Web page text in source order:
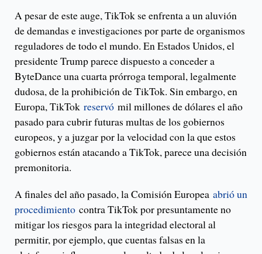
A pesar de este auge, TikTok se enfrenta a un aluvión
de demandas e investigaciones por parte de organismos
reguladores de todo el mundo. En Estados Unidos, el
presidente Trump parece dispuesto a conceder a
ByteDance una cuarta prórroga temporal, legalmente
dudosa, de la prohibición de TikTok. Sin embargo, en
Europa, TikTok reservó mil millones de dólares el año
pasado para cubrir futuras multas de los gobiernos
europeos, y a juzgar por la velocidad con la que estos
gobiernos están atacando a TikTok, parece una decisión
premonitoria.
A finales del año pasado, la Comisión Europea abrió un
procedimiento contra TikTok por presuntamente no
mitigar los riesgos para la integridad electoral al
permitir, por ejemplo, que cuentas falsas en la